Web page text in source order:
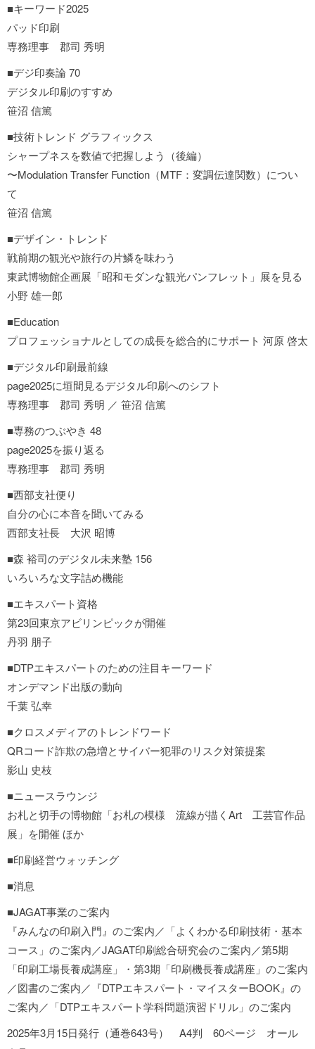
■キーワード2025
パッド印刷
専務理事 郡司 秀明
■デジ印奏論 70
デジタル印刷のすすめ
笹沼 信篤
■技術トレンド グラフィックス
シャープネスを数値で把握しよう（後編）
〜Modulation Transfer Function（MTF：変調伝達関数）につい
て
笹沼 信篤
■デザイン・トレンド
戦前期の観光や旅行の片鱗を味わう
東武博物館企画展「昭和モダンな観光パンフレット」展を見る
小野 雄一郎
■Education
プロフェッショナルとしての成長を総合的にサポート 河原 啓太
■デジタル印刷最前線
page2025に垣間見るデジタル印刷へのシフト
専務理事 郡司 秀明 ／ 笹沼 信篤
■専務のつぶやき 48
page2025を振り返る
専務理事 郡司 秀明
■西部支社便り
自分の心に本音を聞いてみる
西部支社長 大沢 昭博
■森 裕司のデジタル未来塾 156
いろいろな文字詰め機能
■エキスパート資格
第23回東京アビリンピックが開催
丹羽 朋子
■DTPエキスパートのための注目キーワード
オンデマンド出版の動向
千葉 弘幸
■クロスメディアのトレンドワード
QRコード詐欺の急増とサイバー犯罪のリスク対策提案
影山 史枝
■ニュースラウンジ
お札と切手の博物館「お札の模様 流線が描くArt 工芸官作品
展」を開催 ほか
■印刷経営ウォッチング
■消息
■JAGAT事業のご案内
『みんなの印刷入門』のご案内／「よくわかる印刷技術・基本
コース」のご案内／JAGAT印刷総合研究会のご案内／第5期
「印刷工場長養成講座」・第3期「印刷機長養成講座」のご案内
／図書のご案内／『DTPエキスパート・マイスターBOOK』の
ご案内／「DTPエキスパート学科問題演習ドリル」のご案内
2025年3月15日発行（通巻643号） A4判 60ページ オール